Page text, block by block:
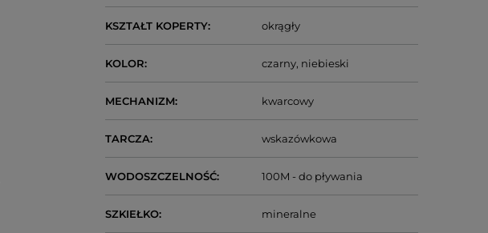
KSZTAŁT KOPERTY okrągły
KOLOR czarny niebieski
MECHANIZM kwarcowy
TARCZA wskazówkowa
WODOSZCZELNOŚĆ 100M - do pływania
SZKIEŁKO mineralne